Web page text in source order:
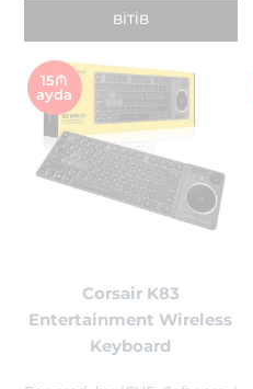
BITIB
15₼
ayda
Corsair K83
Entertainment Wireless
Keyboard